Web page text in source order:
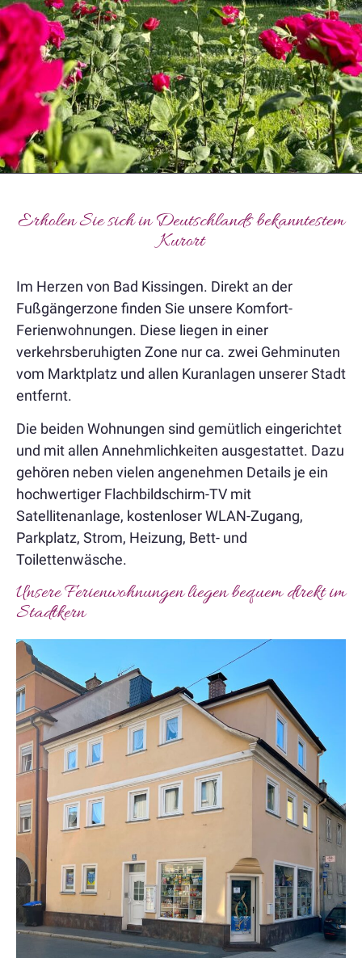
Erholen Sie sich in Deutschlands bekanntestem
Kurort
Im Herzen von Bad Kissingen. Direkt an der
Fußgängerzone finden Sie unsere Komfort-
Ferienwohnungen. Diese liegen in einer
verkehrsberuhigten Zone nur ca. zwei Gehminuten
vom Marktplatz und allen Kuranlagen unserer Stadt
entfernt.
Die beiden Wohnungen sind gemütlich eingerichtet
und mit allen Annehmlichkeiten ausgestattet. Dazu
gehören neben vielen angenehmen Details je ein
hochwertiger Flachbildschirm-TV mit
Satellitenanlage, kostenloser WLAN-Zugang,
Parkplatz, Strom, Heizung, Bett- und
Toilettenwäsche.
Unsere Ferienwohnungen liegen bequem direkt im
Stadtkern